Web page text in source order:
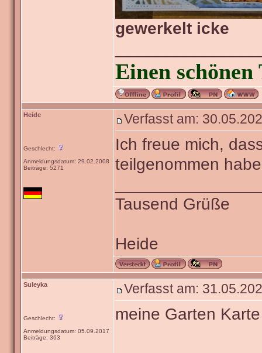
gewerkelt icke
Einen
Heide
Geschlecht:
Anmeldungsdatum: 29.02.2008
Beiträge: 5271
Verfasst am:
Ich freue mich,
teilgenommen
Tausend Grüße
Heide
Suleyka
Geschlecht:
Anmeldungsdatum: 05.09.2017
Beiträge: 363
Verfasst am:
meine Garten Karte